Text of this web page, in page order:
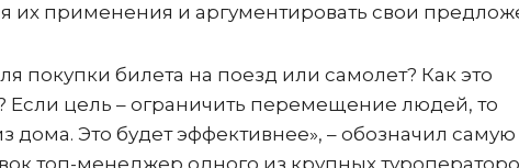
их применения и аргументировать свои
покупки билета на поезд или самолет? Как это
Если цель – ограничить перемещение людей, то
дома. Это будет эффективнее», – обозначил самую
топ-менеджер одного из крупных